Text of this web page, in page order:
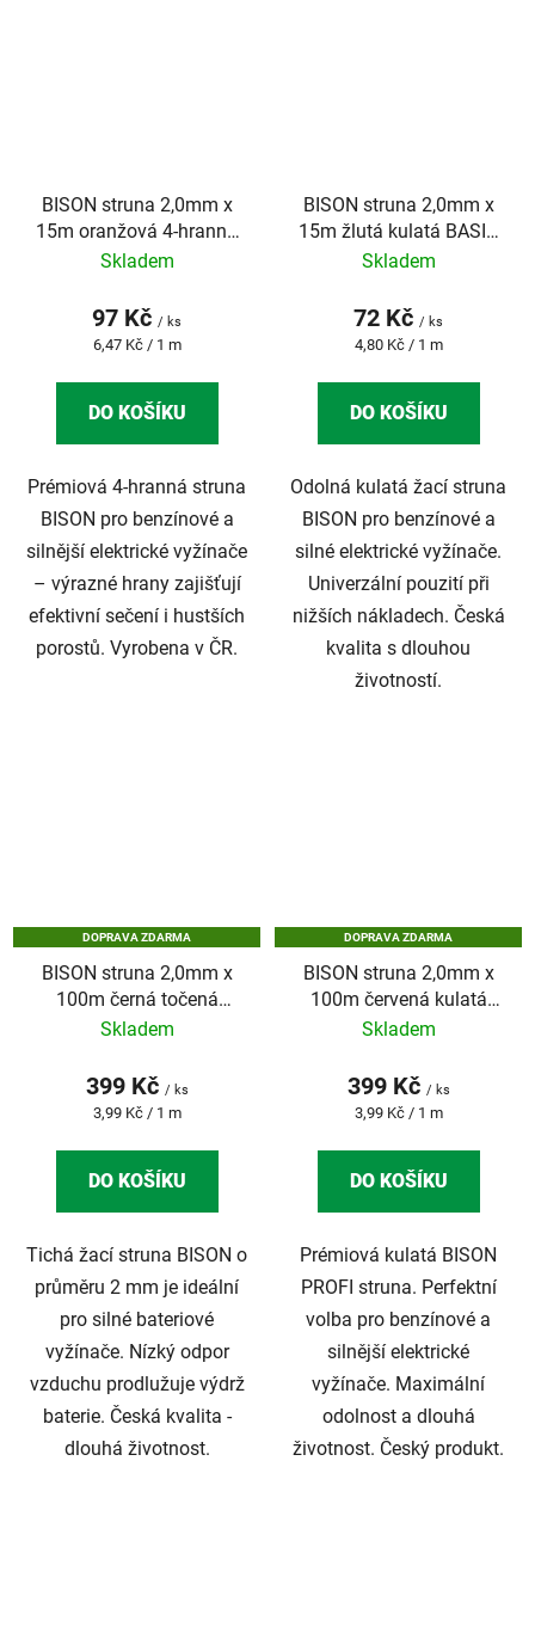
BISON struna 2,0mm x
15m oranžová 4-hranná
SUPER PROFI
Skladem
97 Kč / ks
Měrná
6,47 Kč / 1 m
DO KOŠÍKU
Prémiová 4-hranná struna
BISON pro benzínové a
silnější elektrické vyžínače
– výrazné hrany zajišťují
efektivní sečení i hustších
porostů. Vyrobena v ČR.
BISON struna 2,0mm x
15m žlutá kulatá BASIC
PROFI
Skladem
72 Kč / ks
Měrná
4,80 Kč / 1 m
DO KOŠÍKU
Odolná kulatá žací struna
BISON pro benzínové a
silné elektrické vyžínače.
Univerzální pouzití ​​při
nižších nákladech. Česká
kvalita s dlouhou
životností.
DOPRAVA ZDARMA
BISON struna 2,0mm x
100m černá točená
SILENT BLACK
Skladem
399 Kč / ks
Měrná
3,99 Kč / 1 m
DO KOŠÍKU
Tichá žací struna BISON o
průměru 2 mm je ideální
pro silné bateriové
vyžínače. Nízký odpor
vzduchu prodlužuje výdrž
baterie. Česká kvalita -
dlouhá životnost.
DOPRAVA ZDARMA
BISON struna 2,0mm x
100m červená kulatá
PROFI
Skladem
399 Kč / ks
Měrná
3,99 Kč / 1 m
DO KOŠÍKU
Prémiová kulatá BISON
PROFI struna. Perfektní
volba pro benzínové a
silnější elektrické
vyžínače. Maximální
odolnost a dlouhá
životnost. Český produkt.